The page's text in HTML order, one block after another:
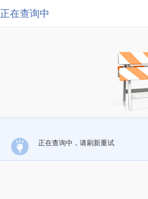
正在查询中
正在查询中，请刷新重试